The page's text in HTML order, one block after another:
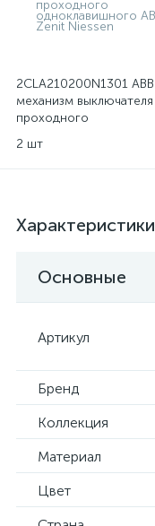
2CLA210200N1301 ABB
механизм выключателя
проходного
Niessen
2 шт
Характеристики
Основные
Артикул
Бренд
Коллекция
Материал
Цвет